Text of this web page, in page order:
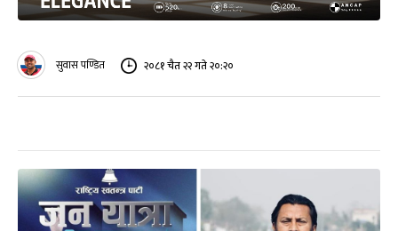
सुवास पण्डित २०८१ चैत २२ गते २०:२०